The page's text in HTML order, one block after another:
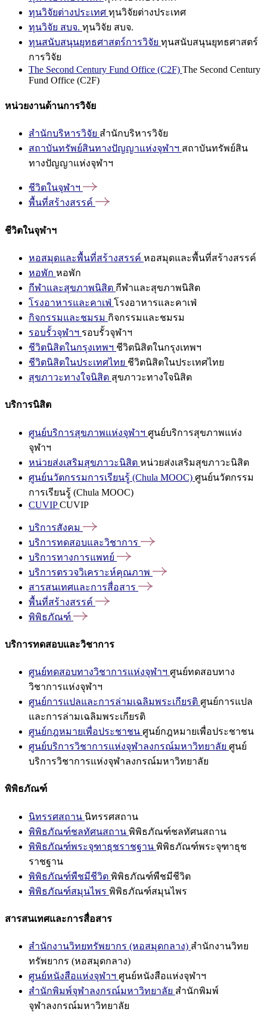
ทุนวิจัยต่างประเทศ ทุนวิจัยต่างประเทศ
ทุนวิจัย สบจ. ทุนวิจัย สบจ.
ทุนสนับสนุนยุทธศาสตร์การวิจัย ทุนสนับสนุนยุทธศาสตร์
การวิจัย
The Second Century Fund Office (C2F) The Second Century
Fund Office (C2F)
หน่วยงานด้านการวิจัย
สำนักบริหารวิจัย สำนักบริหารวิจัย
สถาบันทรัพย์สินทางปัญญาแห่งจุฬาฯ สถาบันทรัพย์สิน
ทางปัญญาแห่งจุฬาฯ
ชีวิตในจุฬาฯ
พื้นที่สร้างสรรค์
ชีวิตในจุฬาฯ
หอสมุดและพื้นที่สร้างสรรค์ หอสมุดและพื้นที่สร้างสรรค์
หอพัก หอพัก
กีฬาและสุขภาพนิสิต กีฬาและสุขภาพนิสิต
โรงอาหารและคาเฟ่ โรงอาหารและคาเฟ่
กิจกรรมและชมรม กิจกรรมและชมรม
รอบรั้วจุฬาฯ รอบรั้วจุฬาฯ
ชีวิตนิสิตในกรุงเทพฯ ชีวิตนิสิตในกรุงเทพฯ
ชีวิตนิสิตในประเทศไทย ชีวิตนิสิตในประเทศไทย
สุขภาวะทางใจนิสิต สุขภาวะทางใจนิสิต
บริการนิสิต
ศูนย์บริการสุขภาพแห่งจุฬาฯ ศูนย์บริการสุขภาพแห่ง
จุฬาฯ
หน่วยส่งเสริมสุขภาวะนิสิต หน่วยส่งเสริมสุขภาวะนิสิต
ศูนย์นวัตกรรมการเรียนรู้ (Chula MOOC) ศูนย์นวัตกรรม
การเรียนรู้ (Chula MOOC)
CUVIPCUVIP
บริการสังคม
บริการทดสอบและวิชาการ
บริการทางการแพทย์
บริการตรวจวิเคราะห์คุณภาพ
สารสนเทศและการสื่อสาร
พื้นที่สร้างสรรค์
พิพิธภัณฑ์
บริการทดสอบและวิชาการ
ศูนย์ทดสอบทางวิชาการแห่งจุฬาฯ ศูนย์ทดสอบทาง
วิชาการแห่งจุฬาฯ
ศูนย์การแปลและการล่ามเฉลิมพระเกียรติ ศูนย์การแปล
และการล่ามเฉลิมพระเกียรติ
ศูนย์กฎหมายเพื่อประชาชน ศูนย์กฎหมายเพื่อประชาชน
ศูนย์บริการวิชาการแห่งจุฬาลงกรณ์มหาวิทยาลัย ศูนย์
บริการวิชาการแห่งจุฬาลงกรณ์มหาวิทยาลัย
พิพิธภัณฑ์
นิทรรศสถาน นิทรรศสถาน
พิพิธภัณฑ์ชลทัศนสถาน พิพิธภัณฑ์ชลทัศนสถาน
พิพิธภัณฑ์พระจุฑาธุชราชฐาน พิพิธภัณฑ์พระจุฑาธุช
ราชฐาน
พิพิธภัณฑ์พืชมีชีวิต พิพิธภัณฑ์พืชมีชีวิต
พิพิธภัณฑ์สมุนไพร พิพิธภัณฑ์สมุนไพร
สารสนเทศและการสื่อสาร
สำนักงานวิทยทรัพยากร (หอสมุดกลาง) สำนักงานวิทย
ทรัพยากร (หอสมุดกลาง)
ศูนย์หนังสือแห่งจุฬาฯ ศูนย์หนังสือแห่งจุฬาฯ
สำนักพิมพ์จุฬาลงกรณ์มหาวิทยาลัย สำนักพิมพ์
จุฬาลงกรณ์มหาวิทยาลัย